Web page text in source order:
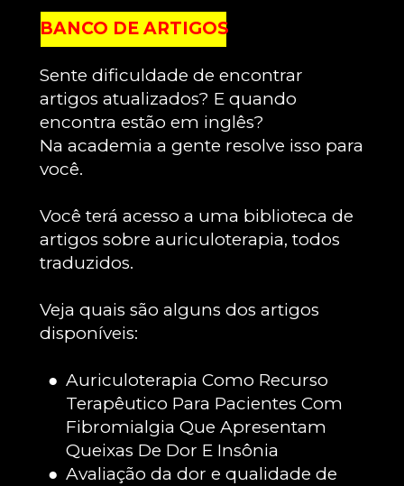
BANCO DE ARTIGOS
Sente dificuldade de encontrar
artigos atualizados? E quando
encontra estão em inglês?
Na academia a gente resolve isso para
você.
Você terá acesso a uma biblioteca de
artigos sobre auriculoterapia, todos
traduzidos.
Veja quais são alguns dos artigos
disponíveis:
Auriculoterapia Como Recurso
Terapêutico Para Pacientes Com
Fibromialgia Que Apresentam
Queixas De Dor E Insônia
Avaliação da dor e qualidade de